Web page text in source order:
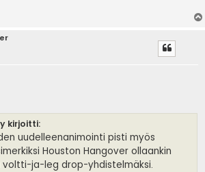
kirjoitti:
uudelleenanimointi pisti myös
Houston Hangover ollaankin
ja-leg drop-yhdistelmäksi.